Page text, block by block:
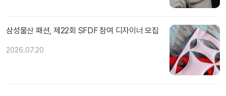
삼성물산 패션, 제22회 SFDF 참여 디자이너 모집
2026.07.20